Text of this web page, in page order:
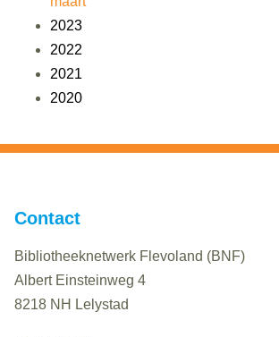
2023
2022
2021
2020
Contact
Bibliotheeknetwerk Flevoland (BNF)
Albert Einsteinweg 4
8218 NH Lelystad